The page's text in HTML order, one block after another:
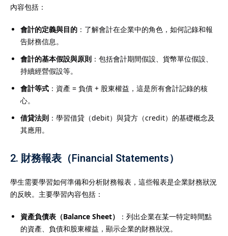
內容包括：
會計的定義與目的 ：了解會計在企業中的角色，如何記錄和報
告財務信息。
會計的基本假設與原則 ：包括會計期間假設、貨幣單位假設、
持續經營假設等。
會計等式 ：資產 = 負債 + 股東權益，這是所有會計記錄的核
心。
借貸法則 ：學習借貸（debit）與貸方（credit）的基礎概念及
其應用。
2. 財務報表（Financial Statements）
學生需要學習如何準備和分析財務報表，這些報表是企業財務狀況
的反映。主要學習內容包括：
資產負債表（Balance Sheet）
：列出企業在某一特定時間點
的資產、負債和股東權益，顯示企業的財務狀況。